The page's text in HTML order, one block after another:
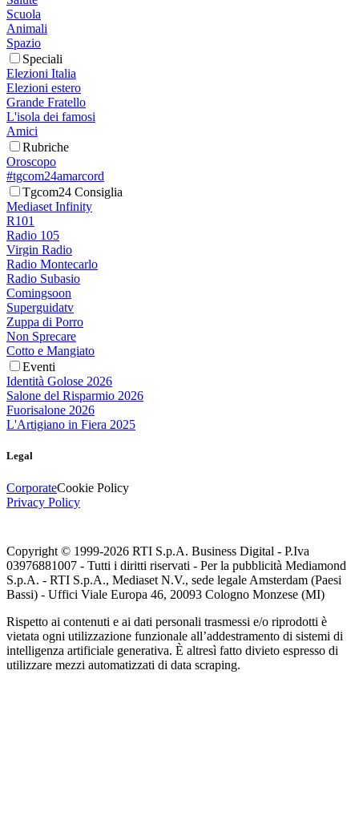
Scuola
Animali
Spazio
Speciali
Elezioni Italia
Elezioni estero
Grande Fratello
L'isola dei famosi
Amici
Rubriche
Oroscopo
#tgcom24amarcord
Tgcom24 Consiglia
Mediaset Infinity
R101
Radio 105
Virgin Radio
Radio Montecarlo
Radio Subasio
Comingsoon
Superguidatv
Zuppa di Porro
Non Sprecare
Cotto e Mangiato
Eventi
Identità Golose 2026
Salone del Risparmio 2026
Fuorisalone 2026
L'Artigiano in Fiera 2025
Legal
CorporateCookie Policy
Privacy Policy
Copyright © 1999-2026 RTI S.p.A. Business Digital - P.Iva
03976881007 - Tutti i diritti riservati - Per la pubblicità Mediamond
S.p.A. - RTI S.p.A., Mediaset N.V., sede legale Amsterdam (Paesi
Bassi) - Uffici Viale Europa 46, 20093 Cologno Monzese (MI)
Rispetto ai contenuti e ai dati personali trasmessi e/o riprodotti è
vietata ogni utilizzazione funzionale all’addestramento di sistemi di
intelligenza artificiale generativa. È altresì fatto divieto espresso di
utilizzare mezzi automatizzati di data scraping.